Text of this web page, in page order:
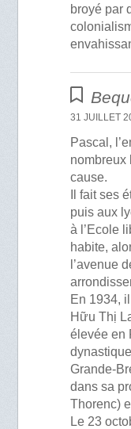
broyé par
31 JUILLET
Pascal,
nombreux
cause.
Il fait ses
puis aux
à l’Ecole
habite,
l’avenue
En 1934,
Hữu Thị
élevée en
Grande-
dans sa
Thorenc)
Le 23